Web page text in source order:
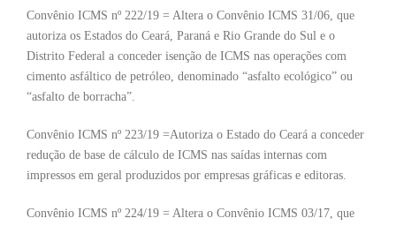
Convênio ICMS nº 222/19 = Altera o Convênio ICMS 31/06, que
autoriza os Estados do Ceará, Paraná e Rio Grande do Sul e o
Distrito Federal a conceder isenção de ICMS nas operações com
cimento asfáltico de petróleo, denominado “asfalto ecológico” ou
“asfalto de borracha”.
Convênio ICMS nº 223/19 =Autoriza o Estado do Ceará a conceder
redução de base de cálculo de ICMS nas saídas internas com
impressos em geral produzidos por empresas gráficas e editoras.
Convênio ICMS nº 224/19 = Altera o Convênio ICMS 03/17, que